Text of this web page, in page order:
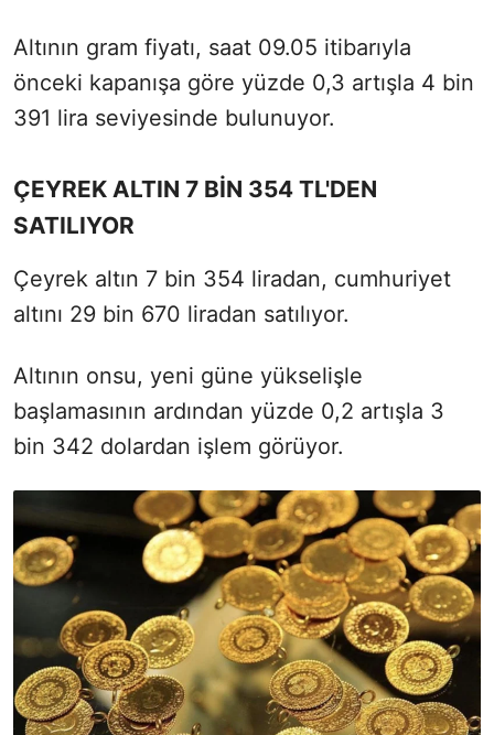
Altının gram fiyatı, saat 09.05 itibarıyla
önceki kapanışa göre yüzde 0,3 artışla 4 bin
391 lira seviyesinde bulunuyor.
ÇEYREK ALTIN 7 BİN 354 TL'DEN
SATILIYOR
Çeyrek altın 7 bin 354 liradan, cumhuriyet
altını 29 bin 670 liradan satılıyor.
Altının onsu, yeni güne yükselişle
başlamasının ardından yüzde 0,2 artışla 3
bin 342 dolardan işlem görüyor.